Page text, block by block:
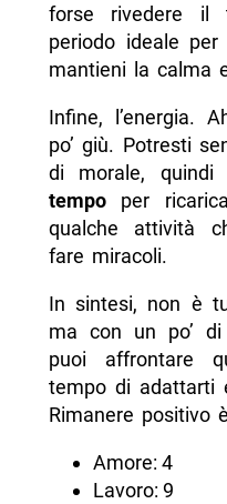
forse rivedere
periodo ideale
mantieni la calma
Infine, l’energia.
po’ giù. Potresti
di morale,
tempoper
qualche attività
fare miracoli.
In sintesi, non è
ma con un po’ di
puoi affrontare
tempo di adattarti
Rimanere positivo
Amore: 4
Lavoro: 9